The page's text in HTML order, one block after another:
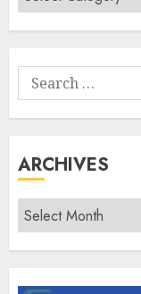
Senarai
Tumbuhan
Search
for:
ARCHIVES
Archives